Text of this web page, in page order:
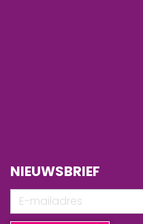
NIEUWSBRIEF